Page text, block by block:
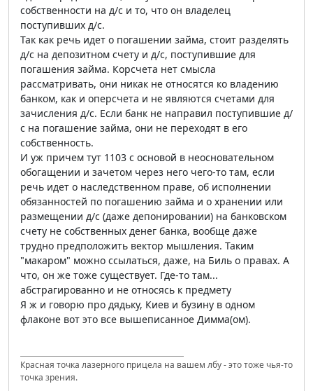
собственности на д/с и то, что он владелец
поступивших д/с.
Так как речь идет о погашении займа, стоит разделять
д/с на депозитном счету и д/с, поступившие для
погашения займа. Корсчета нет смысла
рассматривать, они никак не относятся ко владению
банком, как и оперсчета и не являются счетами для
зачисления д/с. Если банк не направил поступившие д/
с на погашение займа, они не переходят в его
собственность.
И уж причем тут 1103 с основой в неосновательном
обогащении и зачетом через него чего-то там, если
речь идет о наследственном праве, об исполнении
обязанностей по погашению займа и о хранении или
размещении д/с (даже депонировании) на банковском
счету не собственных денег банка, вообще даже
трудно предположить вектор мышления. Таким
"макаром" можно ссылаться, даже, на Биль о правах. А
что, он же тоже существует. Где-то там...
абстрагированно и не относясь к предмету
Я ж и говорю про дядьку, Киев и бузину в одном
флаконе вот это все вышеписанное Димма(ом).
Красная точка лазерного прицела на вашем лбу - это тоже чья-то
точка зрения.